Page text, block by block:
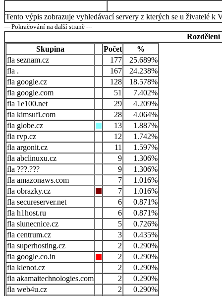
Tento výpis zobrazuje vyhledávací servery z kterých se u živatelé k
--- Pokračování na další straně ---
Skupina
Počet
%
seznam.cz
177
25.689%
.
167
24.238%
google.cz
128
18.578%
google.com
51
7.402%
1e100.net
29
4.209%
kimsufi.com
28
4.064%
globe.cz
13
1.887%
rvp.cz
12
1.742%
argonit.cz
11
1.597%
abclinuxu.cz
9
1.306%
???.???
9
1.306%
amazonaws.com
7
1.016%
obrazky.cz
7
1.016%
secureserver.net
6
0.871%
h1host.ru
6
0.871%
slunecnice.cz
5
0.726%
centrum.cz
3
0.435%
superhosting.cz
2
0.290%
google.co.in
2
0.290%
klenot.cz
2
0.290%
akamaitechnologies.com
2
0.290%
web4u.cz
2
0.290%